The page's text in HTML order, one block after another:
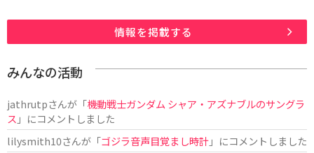
情報を掲載する
みんなの活動
jathrutpさんが「機動戦士ガンダム シャア・アズナブルのサングラ
ス 」にコメントしました
lilysmith10さんが「ゴジラ音声目覚まし時計」にコメントしました